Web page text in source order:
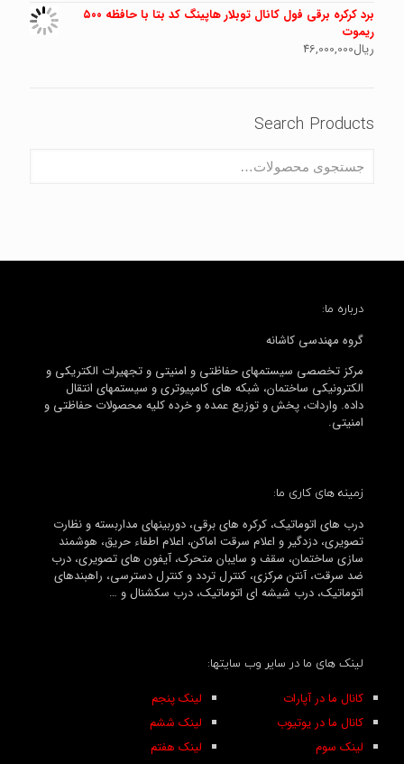
برد کرکره برقی فول کانال توبلار هاپینگ کد بتا با حافظه ۵۰۰
ریموت
ریال46,000,000
Search Products
درباره ما:
گروه مهندسی کاشانه
مرکز تخصصی سیستمهای حفاظتی و امنیتی و تجهیرات الکتریکی و
الکترونیکی ساختمان، شبکه های کامپیوتری و سیستمهای انتقال
داده. واردات، پخش و توزیع عمده و خرده کلیه محصولات حفاظتی و
امنیتی.
زمینه های کاری ما:
درب های اتوماتیک، کرکره های برقی، دوربینهای مداربسته و نظارت
تصویری، دزدگیر و اعلام سرقت اماکن، اعلام اطفاء حریق، هوشمند
سازی ساختمان، سقف و سایبان متحرک، آیفون های تصویری، درب
ضد سرقت، آنتن مرکزی، کنترل تردد و کنترل دسترسی، راهبندهای
اتوماتیک، درب شیشه ای اتوماتیک، درب سکشنال و …
لینک های ما در سایر وب سایتها:
لینک پنجم
لینک ششم
لینک هفتم
کانال ما در آپارات
کانال ما در یوتیوب
لینک سوم